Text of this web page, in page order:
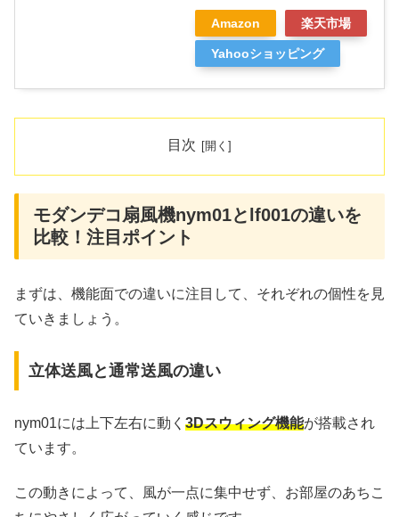
Amazon 楽天市場
Yahooショッピング
目次
モダンデコ扇風機nym01とlf001の違いを
比較！注目ポイント
まずは、機能面での違いに注目して、それぞれの個性を見
ていきましょう。
立体送風と通常送風の違い
nym01には上下左右に動く 3Dスウィング機能が搭載され
ています。
この動きによって、風が一点に集中せず、お部屋のあちこ